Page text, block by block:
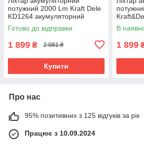
потужний 2000 Lm Kraft Dele
KD1264 акумуляторний
ліхтар riven
Готово до відправки
1 899 ₴ 2 081 ₴
Купити
В
1 899
Про нас
95% позитивних з 125 відгуків за рік
Працює з 10.09.2024